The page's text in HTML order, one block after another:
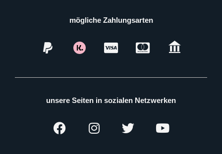
mögliche Zahlungsarten
unsere Seiten in sozialen Netzwerken